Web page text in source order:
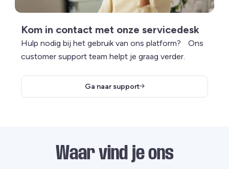
Kom in contact met onze servicedesk
Hulp nodig bij het gebruik van ons platform? Ons
customer support team helpt je graag verder.
Ga naar support
Waar vind je ons